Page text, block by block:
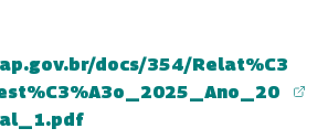
docs/354/Relat%C3